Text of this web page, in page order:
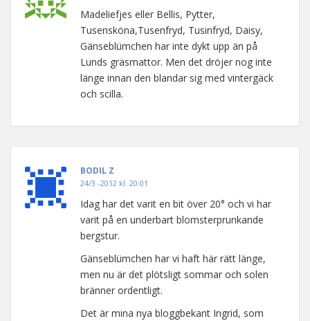
Madeliefjes eller Bellis, Pytter,
Tusensköna,Tusenfryd, Tusinfryd, Daisy,
Gänseblümchen har inte dykt upp än på
Lunds gräsmattor. Men det dröjer nog inte
länge innan den blandar sig med vintergäck
och scilla.
BODIL Z
24/3 -2012 kl. 20:01
Idag har det varit en bit över 20° och vi har
varit på en underbart blomsterprunkande
bergstur.
Gänseblümchen har vi haft här rätt länge,
men nu är det plötsligt sommar och solen
bränner ordentligt.
Det är mina nya bloggbekant Ingrid, som